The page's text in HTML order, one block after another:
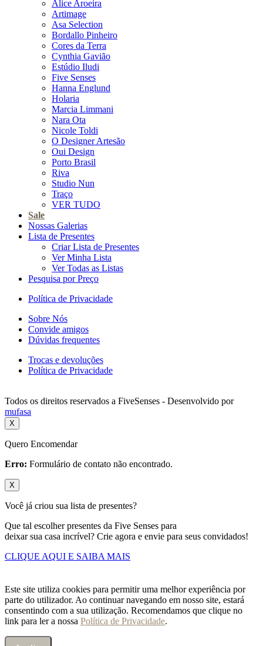
Alice Aroeira
Artimage
Asa Selection
Bordallo Pinheiro
Cores da Terra
Cynthia Gavião
Estúdio Iludi
Five Senses
Hanna Englund
Holaria
Marcia Limmani
Nara Ota
Nicole Toldi
O Designer Artesão
Oui Design
Porto Brasil
Riva
Studio Nun
Traço
VER TUDO
Sale
Nossas Galerias
Lista de Presentes
Criar Lista de Presentes
Ver Minha Lista
Ver Todas as Listas
Pesquisa por Preço
Política de Privacidade
Sobre Nós
Convide amigos
Dúvidas frequentes
Trocas e devoluções
Política de Privacidade
Todos os direitos reservados a FiveSenses - Desenvolvido por
mufasa
X
Quero Encomendar
Erro: Formulário de contato não encontrado.
X
Você já criou sua lista de presentes?
Que tal escolher presentes da Five Senses para
deixar sua casa incrível? Crie agora e envie para seus convidados!
CLIQUE AQUI E SAIBA MAIS
Este site utiliza cookies para permitir uma melhor experiência por
parte do utilizador. Ao continuar navegando em nosso site, estará
consentindo com a sua utilização. Recomendamos que clique no
link para ler a nossa Política de Privacidade.